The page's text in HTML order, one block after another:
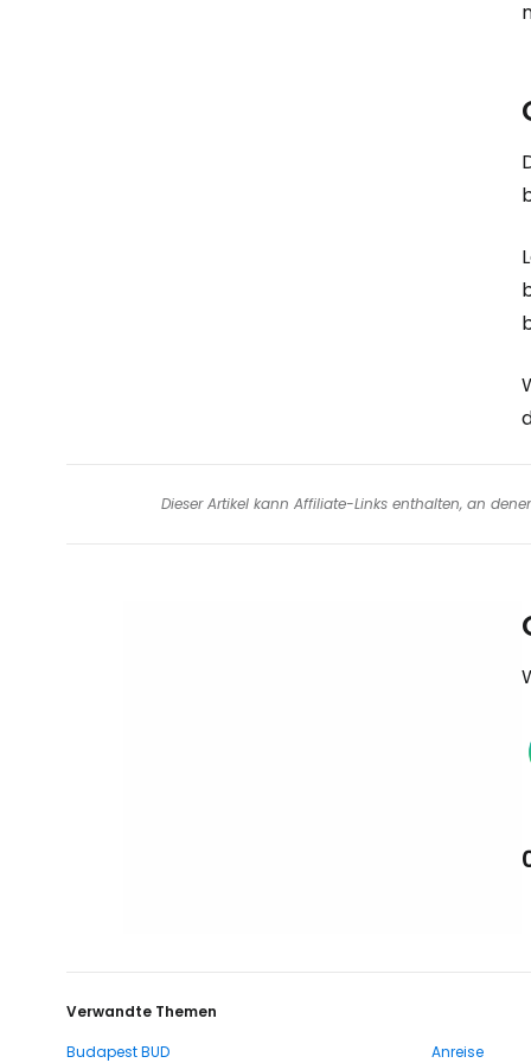
Dieser Artikel kann Affiliate-Links enthalten, an
Verwandte Themen
Budapest BUD
Anreise